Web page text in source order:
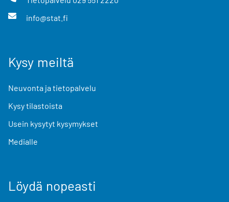
info@stat.fi
Kysy meiltä
Neuvonta ja tietopalvelu
Kysy tilastoista
Usein kysytyt kysymykset
Medialle
Löydä nopeasti